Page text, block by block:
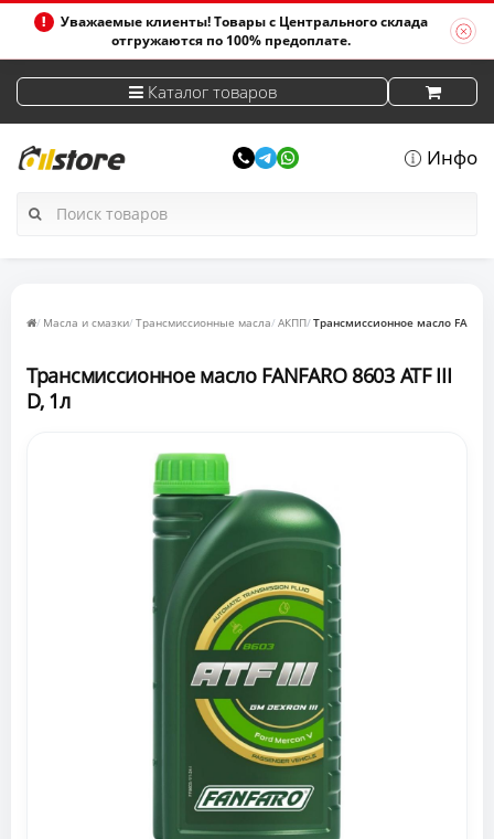
Уважаемые клиенты! Товары с Центрального склада
отгружаются по 100% предоплате.
Каталог товаров
Инфо
Масла и смазки Трансмиссионные масла АКПП Трансмиссионное масло
Трансмиссионное масло FANFARO 8603 ATF III
D, 1л